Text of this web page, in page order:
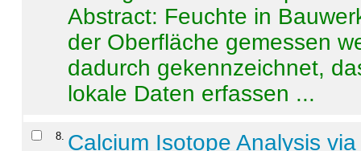
Abstract: Feuchte in
der Oberfläche gemessen
dadurch gekennzeichnet,
lokale Daten erfassen ...
8 Calcium Isotope Analysis